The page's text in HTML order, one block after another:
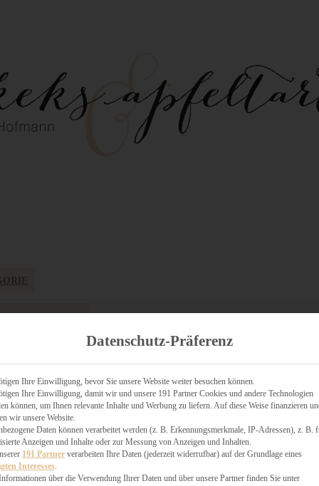
KÄSEKUCHEN
Datenschutz-Präferenz
Ihre Einwilligung, bevor Sie unsere Website weiter besuchen können.
Ihre Einwilligung, damit wir und unsere 191 Partner Cookies und andere Technologien
können, um Ihnen relevante Inhalte und Werbung zu liefern. Auf diese Weise finanzieren
wir unsere Website.
Daten können verarbeitet werden (z. B. Erkennungsmerkmale, IP-Adressen), z. B.
Anzeigen und Inhalte oder zur Messung von Anzeigen und Inhalten.
191 Partner verarbeiten Ihre Daten (jederzeit widerrufbar) auf der Grundlage eines
Interesses.
über die Verwendung Ihrer Daten und über unsere Partner finden Sie unter